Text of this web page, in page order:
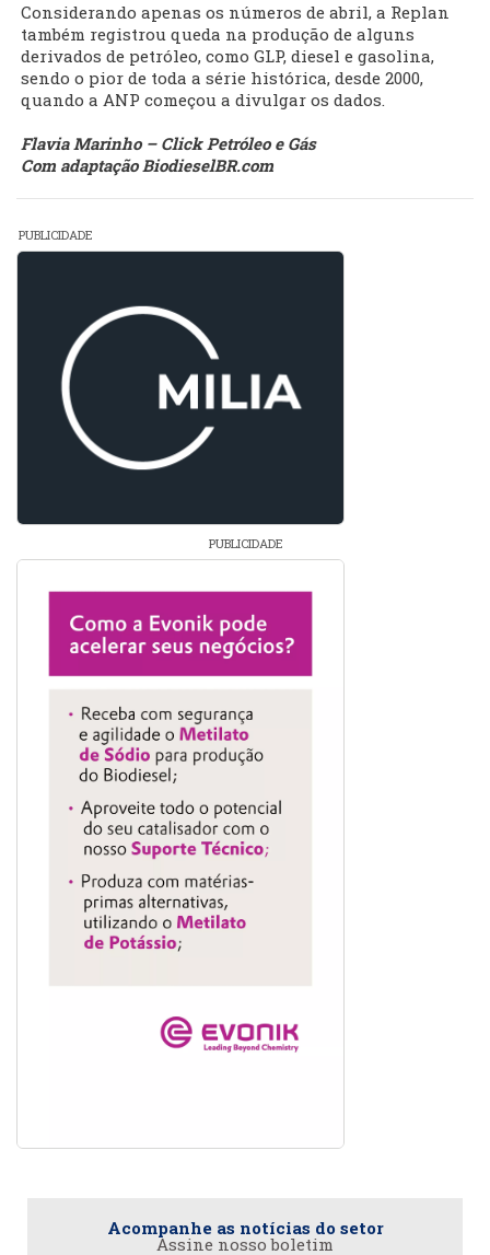
Considerando apenas os números de abril, a Replan
também registrou queda na produção de alguns
derivados de petróleo, como GLP, diesel e gasolina,
sendo o pior de toda a série histórica, desde 2000,
quando a ANP começou a divulgar os dados.
Flavia Marinho – Click Petróleo e Gás
Com adaptação BiodieselBR.com
PUBLICIDADE
PUBLICIDADE
Acompanhe as notícias do setor
Assine nosso boletim